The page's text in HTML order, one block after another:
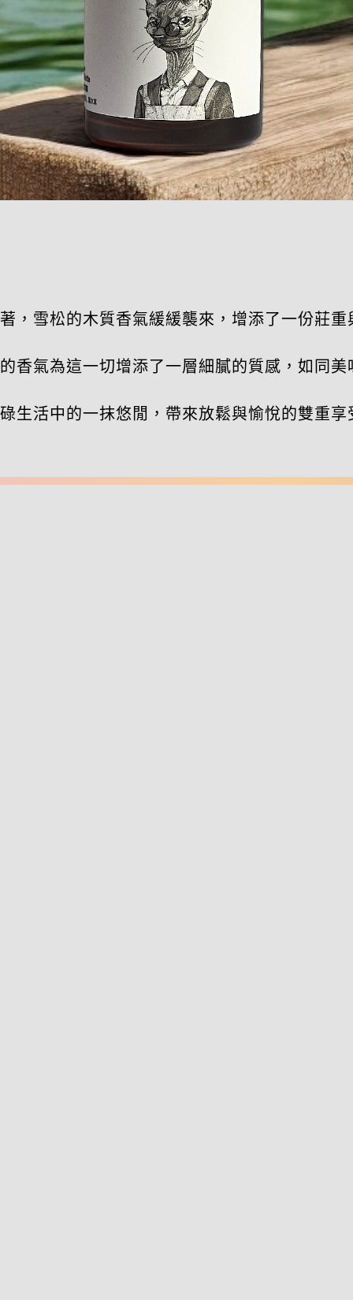
雪松的木質香氣緩緩襲來，增添了一份莊
香氣為這一切增添了一層細膩的質感，如同
生活中的一抹悠閒，帶來放鬆與愉悅的雙重享